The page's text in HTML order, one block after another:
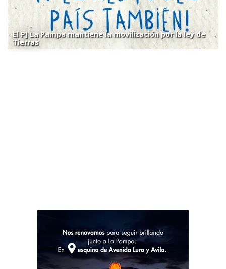
El PJ La Pampa mantiene la movilización por la ley de
Tierras